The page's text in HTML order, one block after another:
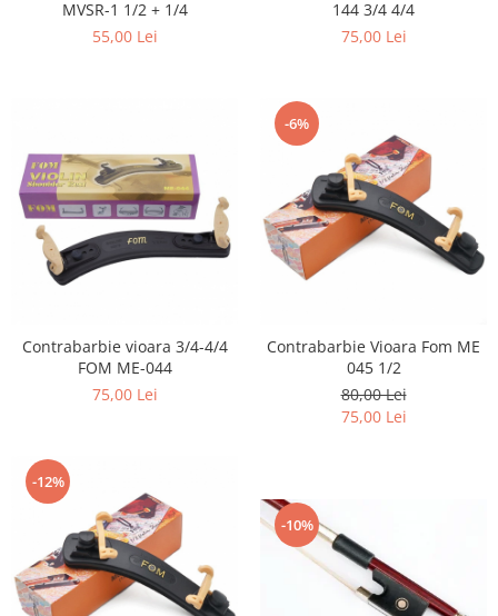
MVSR-1 1/2 + 1/4
55,00 Lei
144 3/4 4/4
75,00 Lei
Contrabarbie vioara 3/4-4/4
FOM ME-044
75,00 Lei
-6%
Contrabarbie Vioara Fom ME
045 1/2
80,00 Lei
75,00 Lei
-12%
-10%